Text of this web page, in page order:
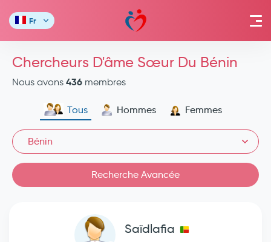
Fr
Chercheurs D'âme Sœur Du Bénin
Nous avons 436 membres
Tous Hommes Femmes
Bénin
Recherche Avancée
Saïdlafia